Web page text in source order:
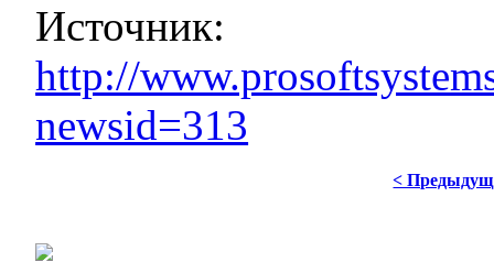
Источник:
http://
newsid=313
<